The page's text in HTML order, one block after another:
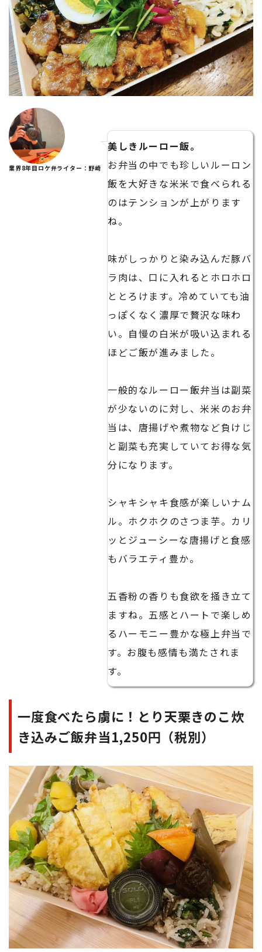
業界8年目ロケ弁ライター：野崎
美しきルーロー飯。
お弁当の中でも珍しいルーロン
飯を大好きな米米で食べられる
のはテンションが上がります
ね。
味がしっかりと染み込んだ豚バ
ラ肉は、口に入れるとホロホロ
ととろけます。冷めていても油
っぽくなく濃厚で贅沢な味わ
い。自慢の白米が吸い込まれる
ほどご飯が進みました。
一般的なルーロー飯弁当は副菜
が少ないのに対し、米米のお弁
当は、唐揚げや煮物など負けじ
と副菜も充実していてお得な気
分になります。
シャキシャキ食感が楽しいナム
ル。ホクホクのさつま芋。カリ
ッとジューシーな唐揚げと食感
もバラエティ豊か。
五香粉の香りも食欲を掻き立て
ますね。五感とハートで楽しめ
るハーモニー豊かな極上弁当で
す。お腹も感情も満たされま
す。
一度食べたら虜に！とり天栗きのこ炊
き込みご飯弁当1,250円（税別）